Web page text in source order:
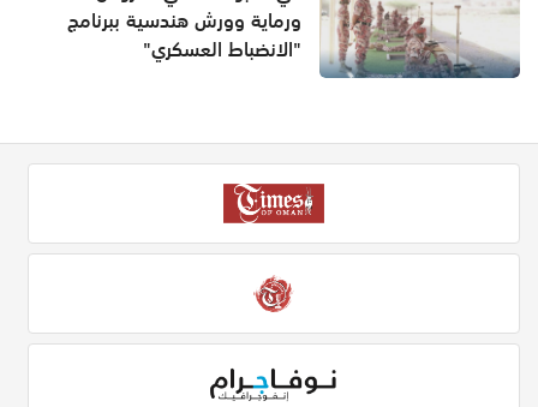
ورماية وورش هندسية ببرنامج
"الانضباط العسكري"